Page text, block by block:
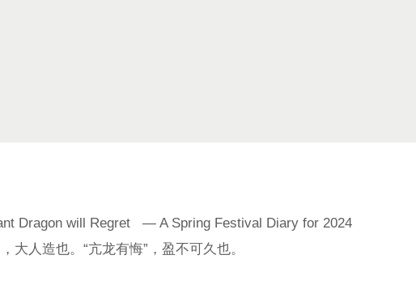
the Dragon,
人造也。“亢龙有悔”，盈不可久也。